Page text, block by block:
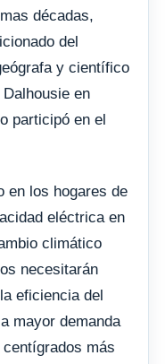
décadas,
del
y científico
en
participó en el
necesitarán
eficiencia del
mayor demanda
más